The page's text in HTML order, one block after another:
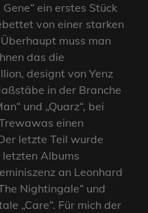
ein erstes Stück
von einer starken
muss man
das die
designt von Yenz
in der Branche
und „Quarz“, bei
einen
letzte Teil wurde
letzten Albums
an Leonhard
Nightingale“ und
„Care“. Für mich der